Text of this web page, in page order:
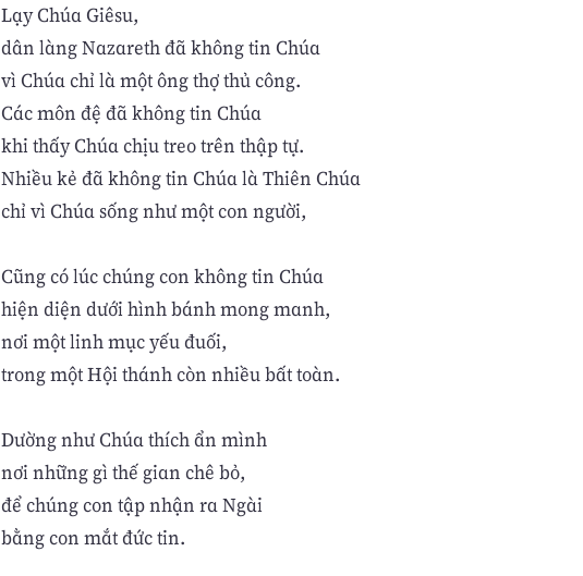
Lạy Chúa Giêsu,
dân làng Nazareth đã không tin Chúa
vì Chúa chỉ là một ông thợ thủ công.
Các môn đệ đã không tin Chúa
khi thấy Chúa chịu treo trên thập tự.
Nhiều kẻ đã không tin Chúa là Thiên Chúa
chỉ vì Chúa sống như một con người,
Cũng có lúc chúng con không tin Chúa
hiện diện dưới hình bánh mong manh,
nơi một linh mục yếu đuối,
trong một Hội thánh còn nhiều bất toàn.
Dường như Chúa thích ẩn mình
nơi những gì thế gian chê bỏ,
để chúng con tập nhận ra Ngài
bằng con mắt đức tin.